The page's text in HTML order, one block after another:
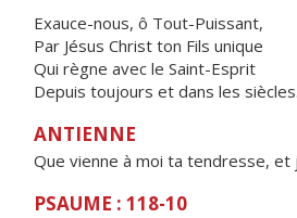
Exauce-nous, ô Tout-Puissant,
Par Jésus Christ ton Fils unique
Qui règne avec le Saint-Esprit
Depuis toujours et dans les siècles.
ANTIENNE
Que vienne à moi ta tendresse, et
PSAUME : 118-10